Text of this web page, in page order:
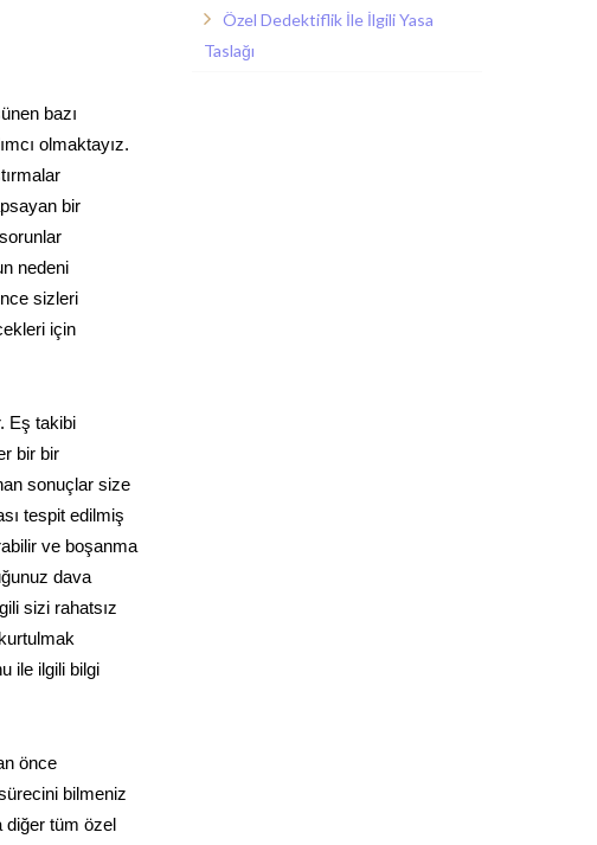
bazı
olmaktayız.
bir
nedeni
sizleri
için
Eş takibi
bir bir
sonuçlar size
tespit edilmiş
ve boşanma
dava
sizi rahatsız
ile ilgili bilgi
önce
bilmeniz
tüm özel
Özel Dedektiflik İle İlgili Yasa
Taslağı